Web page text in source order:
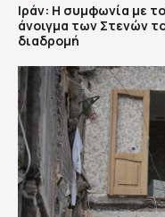
Ιράν: Η συμφωνία με
άνοιγμα των Στενών
διαδρομή